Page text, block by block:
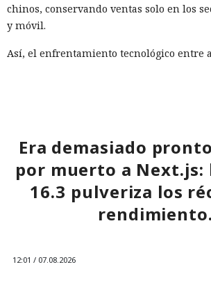
chinos, conservando ventas solo en los
y móvil.
Así, el enfrentamiento tecnológico entre
no simplemente en participantes de la
mercado.
Era demasiado
por muerto a Next.js:
16.3 pulveriza los
rendimiento.
12:01 / 07.08.2026